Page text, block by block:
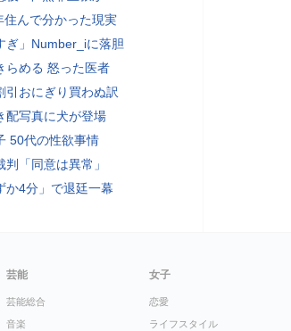
住んで分かった現実
ぎ」Number_iに落胆
らめる 怒った医者
引おにぎり買わぬ訳
配写真に犬が登場
50代の性欲事情
判「同意は異常」
か4分」で退廷一幕
芸能
芸能総合
音楽
女子
恋愛
ライフスタイル